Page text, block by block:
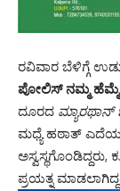
ರವಿವಾರ ಬೆಳಿಗ್ಗೆ
ಪೋಲಿಸ್ ನಮ್ಮ ಹೆಮ್ಮೆ
ದೂರದ ಮ್ಯಾರಥಾನ್
ಮಧ್ಯೆ ಹಠಾತ್
ಪ್ರಯತ್ನ